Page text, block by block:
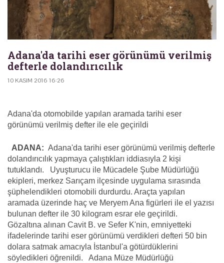
Adana'da tarihi eser görünümü verilmiş
defterle dolandırıcılık
10 KASIM 2016 16:26
Adana'da otomobilde yapılan aramada tarihi eser
görünümü verilmiş defter ile ele geçirildi
ADANA: Adana'da tarihi eser görünümü verilmiş defterle
dolandırıcılık yapmaya çalıştıkları iddiasıyla 2 kişi
tutuklandı. Uyuşturucu ile Mücadele Şube Müdürlüğü
ekipleri, merkez Sarıçam ilçesinde uygulama sırasında
şüphelendikleri otomobili durdurdu. Araçta yapılan
aramada üzerinde haç ve Meryem Ana figürleri ile el yazısı
bulunan defter ile 30 kilogram esrar ele geçirildi.
Gözaltına alınan Cavit B. ve Sefer K'nin, emniyetteki
ifadelerinde tarihi eser görünümü verdikleri defteri 50 bin
dolara satmak amacıyla İstanbul'a götürdüklerini
söyledikleri öğrenildi. Adana Müze Müdürlüğü